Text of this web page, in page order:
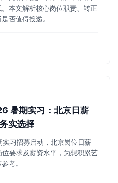
本文解析核心岗位职责、转正
否值得投递。
暑期实习：北京日薪
实选择
习招募启动，北京岗位日薪
要求及薪资水平，为想积累艺
考。